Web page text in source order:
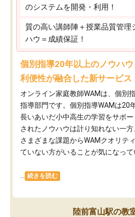
のシステムを開発・利用！
質の高い講師陣＋授業品質管理
ハウ＝成績保証！
個別指導20年以上のノウハ
利便性が融合した新サービス
オンライン家庭教師WAMは、個別
指導部門です。個別指導WAMは20
長いあいだ小中高生の学習をサポ
されたノウハウは計り知れない一
さまざまな課題からWAMクオリテ
ていない方がいることが気になって
続きを読む
陸前富山駅の教